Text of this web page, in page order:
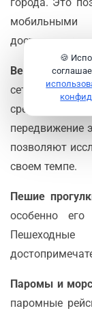
Велосипеды:
сетью
среди
передвижение
позволяют
своем темпе.
Пешие
особенно его
Паромы и
паромные
🍪